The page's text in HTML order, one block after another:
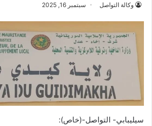
وكالة التواصل سبتمبر 16, 2025
سيليبابي- التواصل-(خاص):